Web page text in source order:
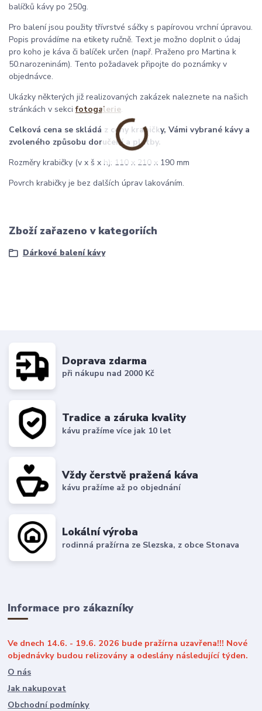
balíčků kávy po 250g.
Pro balení jsou použity třívrstvé sáčky s papírovou vrchní úpravou.
Popis provádíme na etikety ručně. Text je možno doplnit o údaj
pro koho je káva či balíček určen (např. Praženo pro Martina k
50.narozeninám). Tento požadavek připojte do poznámky v
objednávce.
Ukázky některých již realizovaných zakázek naleznete na našich
stránkách v sekcifotogalerie.
Celková cena se skládá z ceny krabičky, Vámi vybrané kávy a
zvoleného způsobu doručení a platby.
Rozměry krabičky (v x š x h): 110 x 210 x 190 mm
Povrch krabičky je bez dalších úprav lakováním.
Zboží zařazeno v kategoriích
Dárkové balení kávy
Doprava zdarma
při nákupu nad 2000 Kč
Tradice a záruka kvality
kávu pražíme více jak 10 let
Vždy čerstvě pražená káva
kávu pražíme až po objednání
Lokální výroba
rodinná pražírna ze Slezska, z obce Stonava
Informace pro zákazníky
Ve dnech 14.6. - 19.6. 2026 bude pražírna uzavřena!!! Nové
objednávky budou relizovány a odeslány následující týden.
O nás
Jak nakupovat
Obchodní podmínky